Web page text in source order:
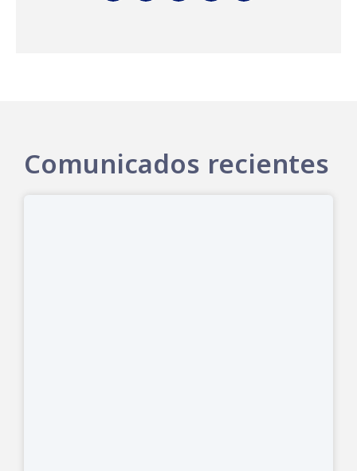
Comunicados recientes